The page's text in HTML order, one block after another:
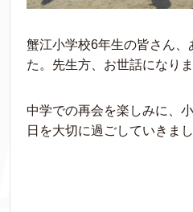
蟹江小学校6年生の皆さん、
た。先生方、お世話になりま
中学での再会を楽しみに、
日を大切に過ごしていきまし